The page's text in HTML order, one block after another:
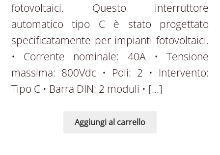
fotovoltaici. Questo interruttore
automatico tipo C è stato progettato
specificatamente per impianti fotovoltaici.
• Corrente nominale: 40A • Tensione
massima: 800Vdc • Poli: 2 • Intervento:
Tipo C • Barra DIN: 2 moduli • […]
Aggiungi al carrello